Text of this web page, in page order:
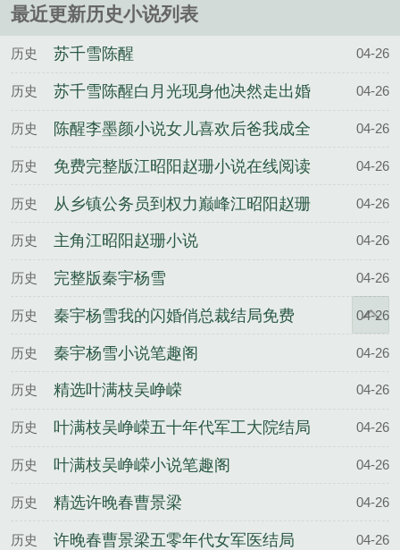
最近更新历史小说列表
历史 苏千雪陈醒 04-26
历史
苏千雪陈醒白月光现身他决然走出婚
姻围城
04-26
历史
陈醒李墨颜小说女儿喜欢后爸我成全
他们一家三口
04-26
历史 免费完整版江昭阳赵珊小说在线阅读 04-26
历史
从乡镇公务员到权力巅峰江昭阳赵珊
结局
04-26
历史 主角江昭阳赵珊小说 04-26
历史 完整版秦宇杨雪 04-26
历史 秦宇杨雪我的闪婚俏总裁结局免费 04-26
历史 秦宇杨雪小说笔趣阁 04-26
历史 精选叶满枝吴峥嵘 04-26
历史 叶满枝吴峥嵘五十年代军工大院结局 04-26
历史 叶满枝吴峥嵘小说笔趣阁 04-26
历史 精选许晚春曹景梁 04-26
历史 许晚春曹景梁五零年代女军医结局 04-26